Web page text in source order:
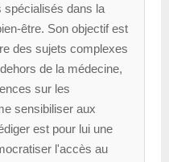
spécialisés dans la
être. Son objectif est
des sujets complexes
de la médecine,
sur les
sensibiliser aux
est pour lui une
l'accès au